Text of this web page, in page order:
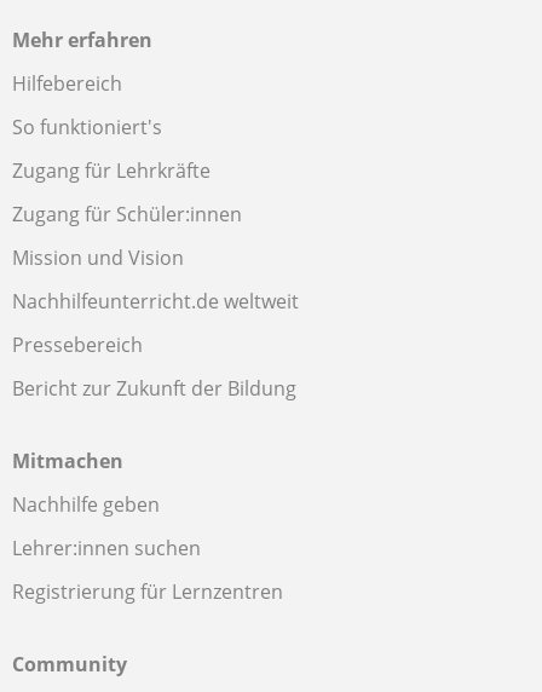
Mehr erfahren
Hilfebereich
So funktioniert's
Zugang für Lehrkräfte
Zugang für Schüler:innen
Mission und Vision
Nachhilfeunterricht.de weltweit
Pressebereich
Bericht zur Zukunft der Bildung
Mitmachen
Nachhilfe geben
Lehrer:innen suchen
Registrierung für Lernzentren
Community